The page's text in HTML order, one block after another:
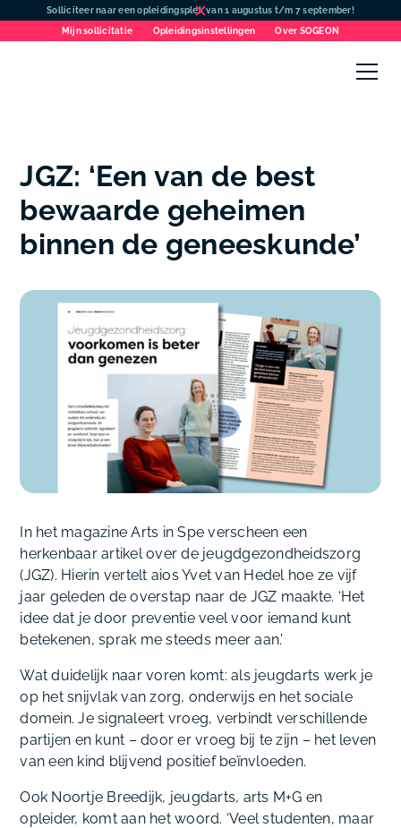
Solliciteer naar een opleidingsplek van 1 augustus t/m 7 september!
Mijn sollicitatie
Opleidingsinstellingen Over SOGEON
JGZ: ‘Een van de best
bewaarde geheimen
binnen de geneeskunde’
In het magazine Arts in Spe verscheen een
herkenbaar artikel over de jeugdgezondheidszorg
(JGZ). Hierin vertelt aios Yvet van Hedel hoe ze vijf
jaar geleden de overstap naar de JGZ maakte. ‘Het
idee dat je door preventie veel voor iemand kunt
betekenen, sprak me steeds meer aan.’
Wat duidelijk naar voren komt: als jeugdarts werk je
op het snijvlak van zorg, onderwijs en het sociale
domein. Je signaleert vroeg, verbindt verschillende
partijen en kunt – door er vroeg bij te zijn – het leven
van een kind blijvend positief beïnvloeden.
Ook Noortje Breedijk, jeugdarts, arts M+G en
opleider, komt aan het woord. ‘Veel studenten, maar